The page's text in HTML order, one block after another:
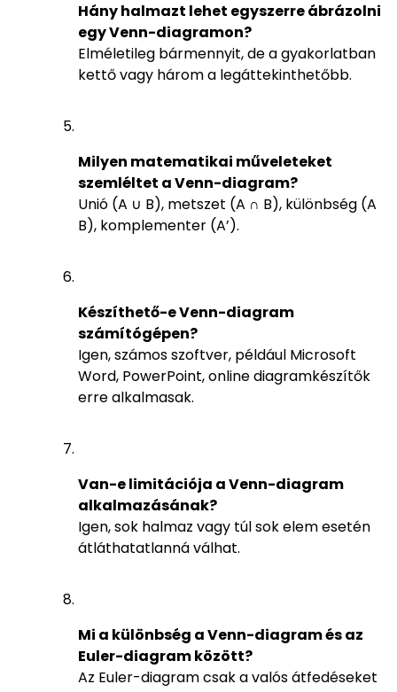
Hány halmazt lehet egyszerre ábrázolni
egy Venn-diagramon?
Elméletileg bármennyit, de a gyakorlatban
kettő vagy három a legáttekinthetőbb.
Milyen matematikai műveleteket
szemléltet a Venn-diagram?
Unió (A ∪ B), metszet (A ∩ B), különbség (A
B), komplementer (A’).
Készíthető-e Venn-diagram
számítógépen?
Igen, számos szoftver, például Microsoft
Word, PowerPoint, online diagramkészítők
erre alkalmasak.
Van-e limitációja a Venn-diagram
alkalmazásának?
Igen, sok halmaz vagy túl sok elem esetén
átláthatatlanná válhat.
Mi a különbség a Venn-diagram és az
Euler-diagram között?
Az Euler-diagram csak a valós átfedéseket